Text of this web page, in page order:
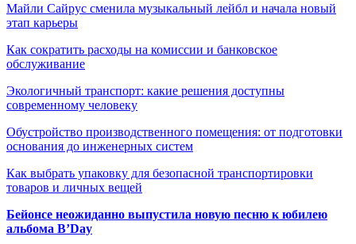
Майли Сайрус сменила музыкальный лейбл и начала новый
этап карьеры
Как сократить расходы на комиссии и банковское
обслуживание
Экологичный транспорт: какие решения доступны
современному человеку
Обустройство производственного помещения: от подготовки
основания до инженерных систем
Как выбрать упаковку для безопасной транспортировки
товаров и личных вещей
Бейонсе неожиданно выпустила новую песню к юбилею
альбома B’Day